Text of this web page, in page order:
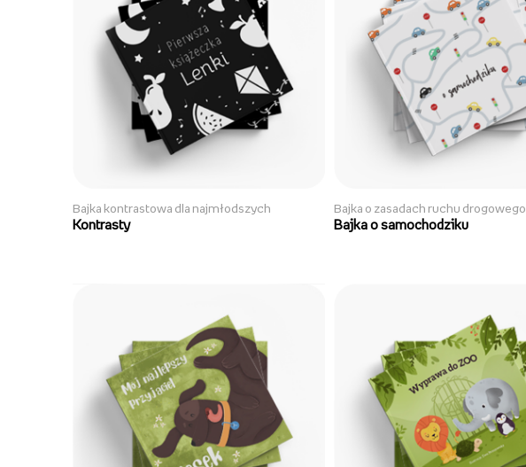
Bajka kontrastowa dla najmłodszych
Kontrasty
Bajka o zasadach ruchu drogowego
Bajka o samochodziku